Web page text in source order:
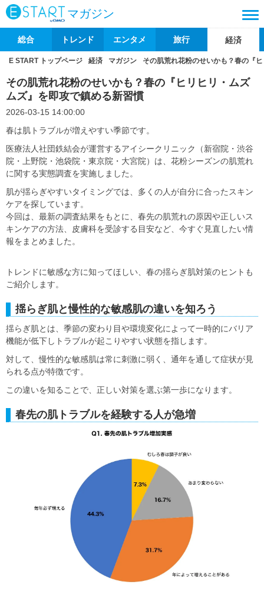
マガジン
総合 トレンド エンタメ 旅行 経済
E START トップページ 経済 マガジン その肌荒れ花粉のせいかも？春の『
その肌荒れ花粉のせいかも？春の『ヒリヒリ・ムズ
ムズ』を即攻で鎮める新習慣
2026-03-15 14:00:00
春は肌トラブルが増えやすい季節です。
医療法人社団鉄結会が運営するアイシークリニック（新宿院・渋谷
院・上野院・池袋院・東京院・大宮院）は、花粉シーズンの肌荒れ
に関する実態調査を実施しました。
肌が揺らぎやすいタイミングでは、多くの人が自分に合ったスキン
ケアを探しています。
今回は、最新の調査結果をもとに、春先の肌荒れの原因や正しいス
キンケアの方法、皮膚科を受診する目安など、今すぐ見直したい情
報をまとめました。
トレンドに敏感な方に知ってほしい、春の揺らぎ肌対策のヒントも
ご紹介します。
揺らぎ肌と慢性的な敏感肌の違いを知ろう
揺らぎ肌とは、季節の変わり目や環境変化によって一時的にバリア
機能が低下しトラブルが起こりやすい状態を指します。
対して、慢性的な敏感肌は常に刺激に弱く、通年を通して症状が見
られる点が特徴です。
この違いを知ることで、正しい対策を選ぶ第一歩になります。
春先の肌トラブルを経験する人が急増